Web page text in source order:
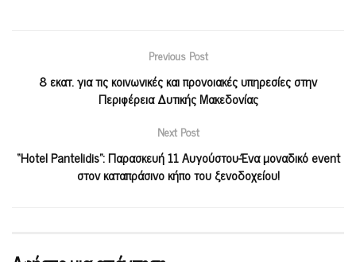
Previous Post
8 εκατ. για τις κοινωνικές και προνοιακές υπηρεσίες στην
Περιφέρεια Δυτικής Μακεδονίας
Next Post
“Ηotel Pantelidis”: Παρασκευή 11 Αυγούστου-Ένα μοναδικό event
στον καταπράσινο κήπο του ξενοδοχείου!